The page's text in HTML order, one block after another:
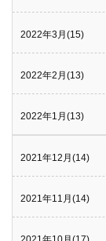
2022年3月(15)
2022年2月(13)
2022年1月(13)
2021年12月(14)
2021年11月(14)